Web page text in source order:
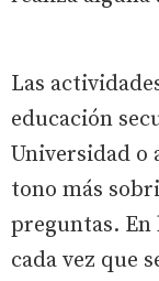
Las
educación
Universidad o
tono más
preguntas. En
cada vez que